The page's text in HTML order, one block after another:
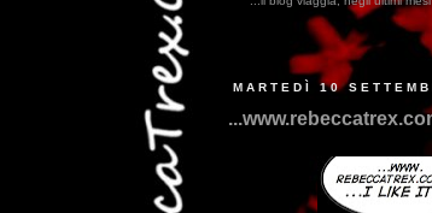
...qui trovate il nostro
MARTEDÌ 10